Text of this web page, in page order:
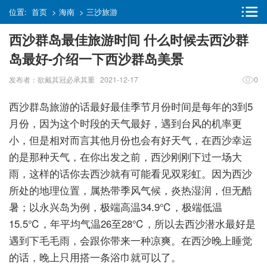
位置: 首页 > 海南 > 三沙旅游
西沙群岛最佳旅游时间 什么时候去西沙群
岛最好-介绍一下西沙群岛美景
发布者：欲戴其冠必承其重 2021-12-17 0
西沙群岛旅游的话最好最佳季节月份时间是每年的3到5
月份，因为这个时段的天气最好，遇到台风的机率更
小，但是相对而言其他月份也会有好天气，在西沙幸运
的是那种天气，在你出发之前，西沙刚刚下过一场大
雨，这样的话你去西沙就有可能看见双彩虹。因为西沙
所处的地理位置，属热带季风气候，炎热湿润，但无酷
暑；以永兴岛为例，极端高温34.9℃，极端低温
15.5℃，年平均气温26至28℃，所以去西沙潜水最好是
遇到下毛毛雨，会跟你带来一种凉爽。在西沙晚上睡觉
的话，晚上只用搭一条浴巾就可以了。